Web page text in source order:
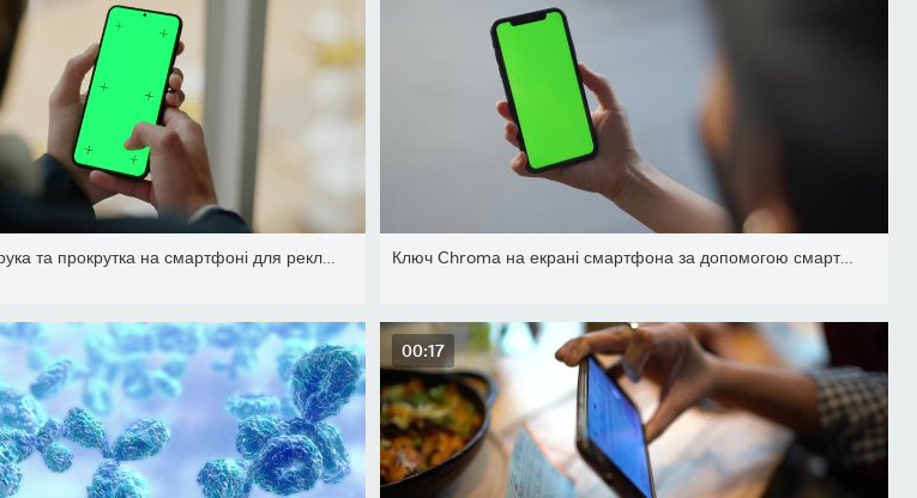
Ключ Chroma на екрані смартфона за допомогою смартфона
00:17